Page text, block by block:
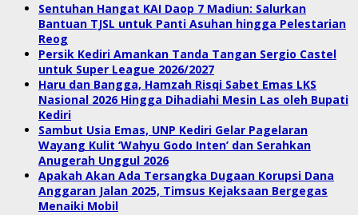
Sentuhan Hangat KAI Daop 7 Madiun: Salurkan
Bantuan TJSL untuk Panti Asuhan hingga Pelestarian
Reog
Persik Kediri Amankan Tanda Tangan Sergio Castel
untuk Super League 2026/2027
Haru dan Bangga, Hamzah Risqi Sabet Emas LKS
Nasional 2026 Hingga Dihadiahi Mesin Las oleh Bupati
Kediri
Sambut Usia Emas, UNP Kediri Gelar Pagelaran
Wayang Kulit ‘Wahyu Godo Inten’ dan Serahkan
Anugerah Unggul 2026
Apakah Akan Ada Tersangka Dugaan Korupsi Dana
Anggaran Jalan 2025, Timsus Kejaksaan Bergegas
Menaiki Mobil